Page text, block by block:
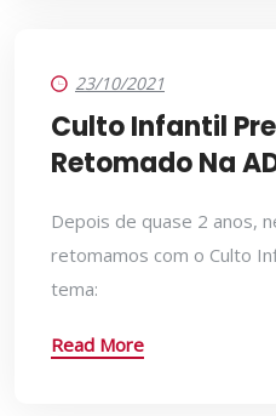
23/10/2021
Culto Infantil
Retomado Na
Depois de quase 2 anos,
retomamos com o Culto
tema:
Read More